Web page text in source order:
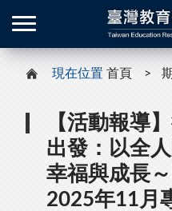
現在位置 首頁
【活動報導
出發：以全
幸福與成長
2025年11月